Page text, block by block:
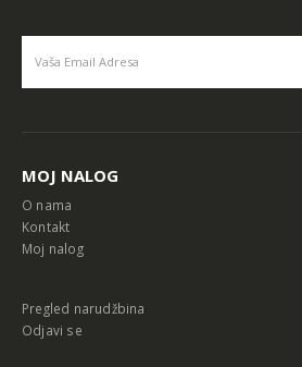
MOJ NALOG
O nama
Kontakt
Moj nalog
Pregled narudžbina
Odjavi se